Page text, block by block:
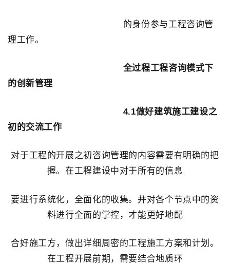
的身份参与工程咨询管
理工作。
全过程工程咨询模式下
的创新管理
4.1做好建筑施工建设之
初的交流工作
对于工程的开展之初咨询管理的内容需要有明确的把
握。在工程建设中对于所有的信息
要进行系统化，全面化的收集。并对各个节点中的资
料进行全面的掌控，才能更好地配
合好施工方，做出详细周密的工程施工方案和计划。
在工程开展前期，需要结合地质环